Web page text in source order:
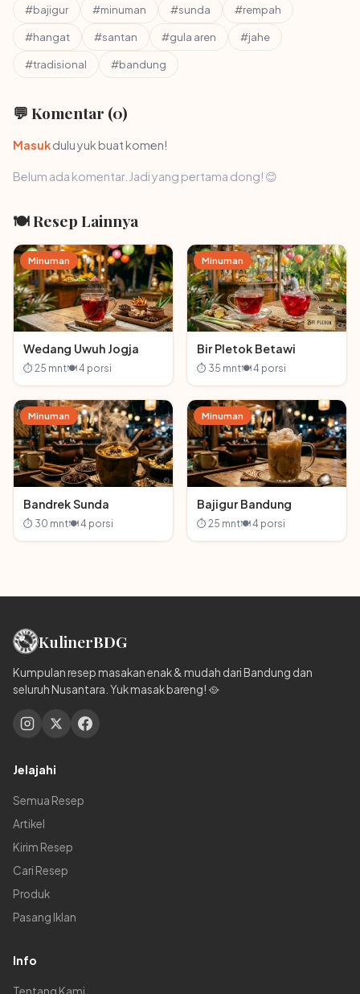
#bajigur #minuman #sunda #rempah
#hangat #santan #gula aren #jahe
#tradisional #bandung
💬 Komentar (0)
Masukdulu yuk buat komen!
Belum ada komentar. Jadi yang pertama dong! 😊
🍽 Resep Lainnya
Minuman
Wedang Uwuh Jogja
⏱ 25 mnt🍽 4 porsi
Minuman
Bir Pletok Betawi
⏱ 35 mnt🍽 4 porsi
Minuman
Bandrek Sunda
⏱ 30 mnt🍽 4 porsi
Minuman
Bajigur Bandung
⏱ 25 mnt🍽 4 porsi
KulinerBDG
Kumpulan resep masakan enak & mudah dari Bandung dan
seluruh Nusantara. Yuk masak bareng! 🥘
Jelajahi
Semua Resep
Artikel
Kirim Resep
Cari Resep
Produk
Pasang Iklan
Info
Tentang Kami